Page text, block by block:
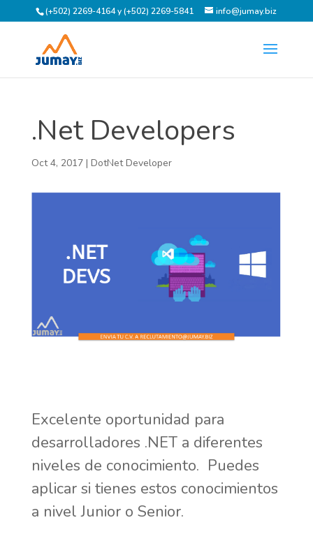
(+502) 2269-4164 y (+502) 2269-5841 info@jumay.biz
.Net Developers
Oct 4, 2017| DotNet Developer
Excelente oportunidad para
desarrolladores .NET a diferentes
niveles de conocimiento. Puedes
aplicar si tienes estos conocimientos
a nivel Junior o Senior.